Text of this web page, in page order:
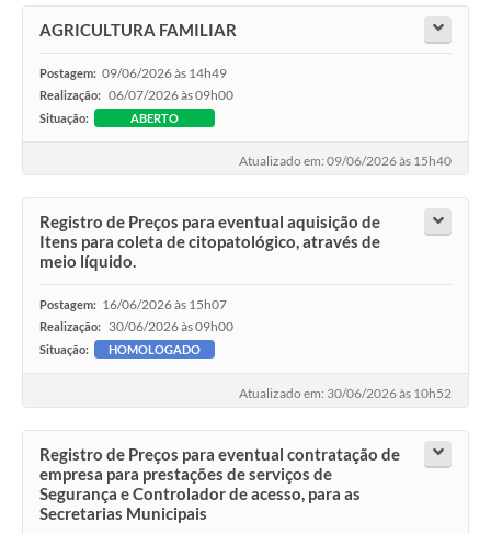
AGRICULTURA FAMILIAR
Postagem: 09/06/2026 às 14h49
Realização: 06/07/2026 às 09h00
Situação: ABERTO
Atualizado em: 09/06/2026 às 15h40
Registro de Preços para eventual aquisição de
Itens para coleta de citopatológico, através de
meio líquido.
Postagem: 16/06/2026 às 15h07
Realização: 30/06/2026 às 09h00
Situação: HOMOLOGADO
Atualizado em: 30/06/2026 às 10h52
Registro de Preços para eventual contratação de
empresa para prestações de serviços de
Segurança e Controlador de acesso, para as
Secretarias Municipais